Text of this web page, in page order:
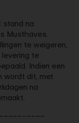
stand na
Musthaves.
te weigeren,
te
Indien een
wordt dit, met
na